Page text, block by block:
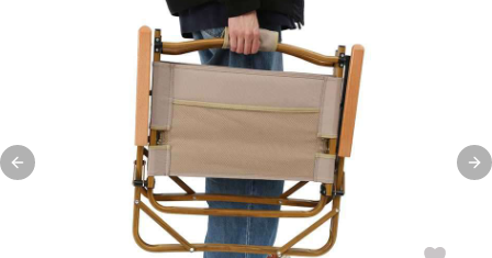
Previous slide